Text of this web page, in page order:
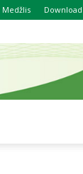
Medžlis Download